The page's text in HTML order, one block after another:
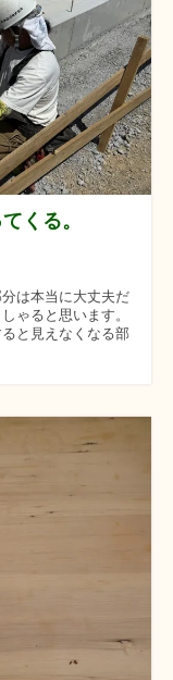
くる。
は本当に大丈夫だ
ゃると思います。
と見えなくなる部